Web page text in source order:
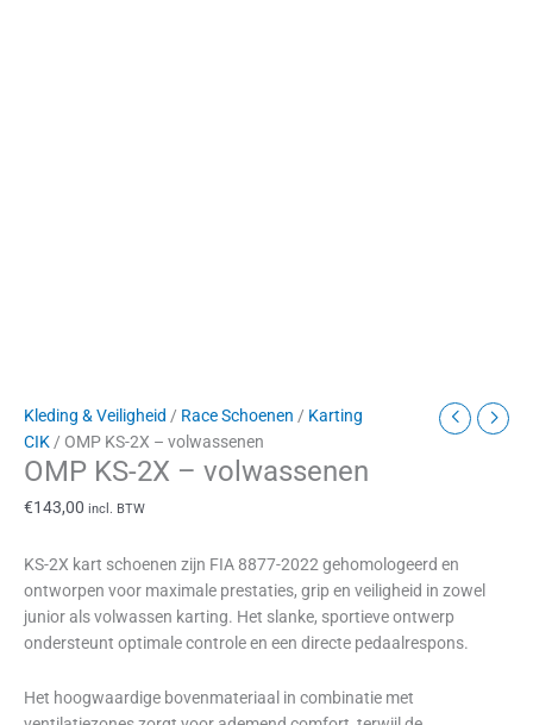
Kleding & Veiligheid / Race Schoenen / Karting
CIK/ OMP KS-2X – volwassenen
OMP KS-2X – volwassenen
€143,00 incl. BTW
KS-2X kart schoenen zijn FIA 8877-2022 gehomologeerd en
ontworpen voor maximale prestaties, grip en veiligheid in zowel
junior als volwassen karting. Het slanke, sportieve ontwerp
ondersteunt optimale controle en een directe pedaalrespons.
Het hoogwaardige bovenmateriaal in combinatie met